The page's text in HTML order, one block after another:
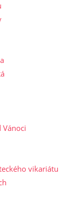
vikariátu